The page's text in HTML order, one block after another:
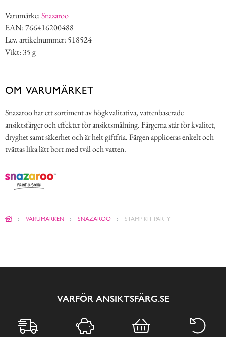
Varumärke:Snazaroo
EAN: 766416200488
Lev. artikelnummer: 518524
Vikt: 35 g
OM VARUMÄRKET
Snazaroo har ett sortiment av högkvalitativa, vattenbaserade
ansiktsfärger och effekter för ansiktsmålning. Färgerna står för kvalitet,
dryghet samt säkerhet och är helt giftfria. Färgen appliceras enkelt och
tvättas lika lätt bort med tvål och vatten.
VARUMÄRKEN SNAZAROO STAMP KIT PARTY
VARFÖR ANSIKTSFÄRG.SE